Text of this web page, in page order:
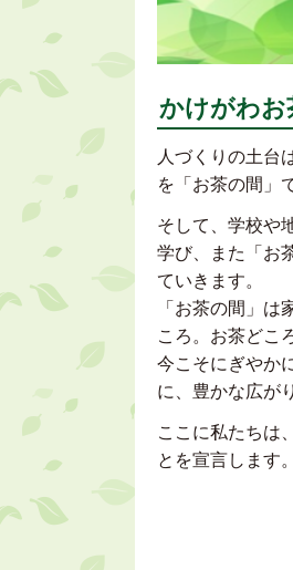
かけがわお
人づくりの土台
を「お茶の間」
そして、学校や
学び、また「お
ていきます。
「お茶の間」は
ころ。お茶どこ
今こそにぎやか
に、豊かな広が
ここに私たちは
とを宣言します。